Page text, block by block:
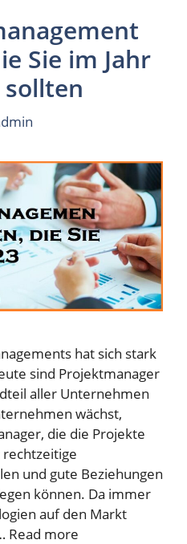
Sie im Jahr
sollten
hat sich stark
sind Projektmanager
aller Unternehmen
wächst,
die die Projekte
und gute Beziehungen
können. Da immer
auf den Markt
Read more